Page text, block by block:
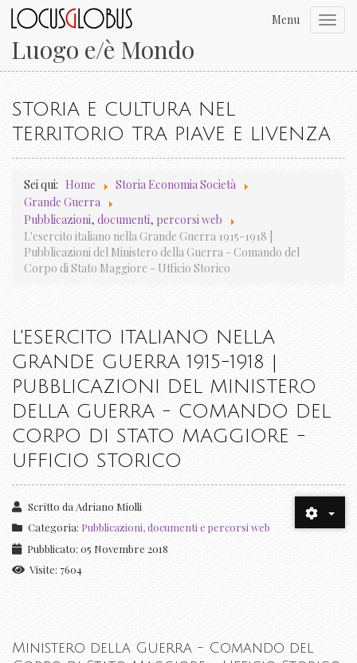
Luogo e/è Mondo
Menu
STORIA E CULTURA NEL
TERRITORIO TRA PIAVE E LIVENZA
Sei qui: Home
Storia Economia Società
Grande Guerra
Pubblicazioni, documenti, percorsi web
L'esercito italiano nella Grande Guerra 1915-1918 |
Pubblicazioni del Ministero della Guerra - Comando del
Corpo di Stato Maggiore - Ufficio Storico
L'ESERCITO ITALIANO NELLA
GRANDE GUERRA 1915-1918 |
PUBBLICAZIONI DEL MINISTERO
DELLA GUERRA - COMANDO DEL
CORPO DI STATO MAGGIORE -
UFFICIO STORICO
Scritto da Adriano Miolli
Categoria: Pubblicazioni, documenti e percorsi web
Pubblicato: 05 Novembre 2018
Visite: 7604
Ministero della Guerra - Comando del